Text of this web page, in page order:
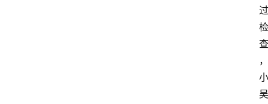
过
检
查
，
小
吴